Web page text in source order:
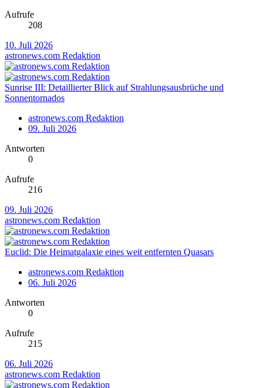
Aufrufe
208
10. Juli 2026
astronews.com Redaktion
Sunrise III: Detaillierter Blick auf Strahlungsausbrüche und
Sonnentornados
astronews.com Redaktion
09. Juli 2026
Antworten
0
Aufrufe
216
09. Juli 2026
astronews.com Redaktion
Euclid: Die Heimatgalaxie eines weit entfernten Quasars
astronews.com Redaktion
06. Juli 2026
Antworten
0
Aufrufe
215
06. Juli 2026
astronews.com Redaktion